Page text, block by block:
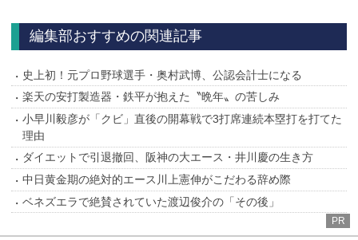
編集部おすすめの関連記事
史上初！元プロ野球選手・奥村武博、公認会計士になる
楽天の安打製造器・鉄平が抱えた〝晩年〟の苦しみ
小早川毅彦が「クビ」直後の開幕戦で3打席連続本塁打を打てた
理由
ダイエットで引退撤回、阪神の大エース・井川慶の生き方
中日黄金期の絶対的エース川上憲伸がこだわる辞め際
ベネズエラで絶賛されていた渡辺俊介の「その後」
PR